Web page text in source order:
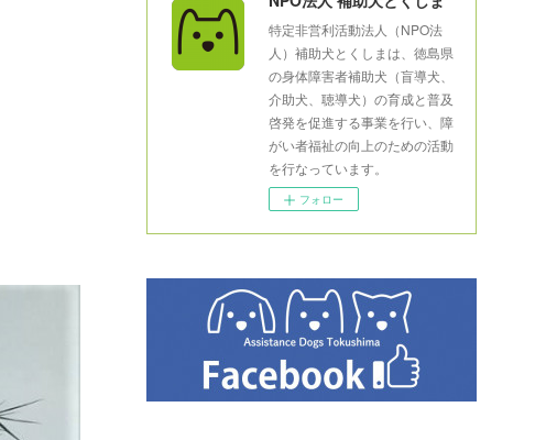
特定非営利活動法人（NPO法
人）補助犬とくしまは、徳島県
の身体障害者補助犬（盲導犬、
介助犬、聴導犬）の育成と普及
啓発を促進する事業を行い、障
がい者福祉の向上のための活動
を行なっています。
フォロー